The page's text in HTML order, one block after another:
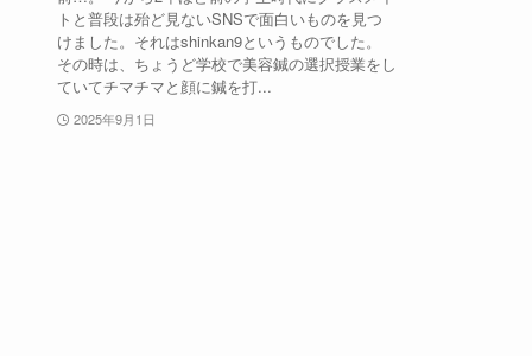
トと普段は殆ど見ないSNSで面白いものを見つ
けました。それはshinkan9というものでした。
その時は、ちょうど学校で美容鍼の選択授業をし
ていてチマチマと顔に鍼を打...
2025年9月1日